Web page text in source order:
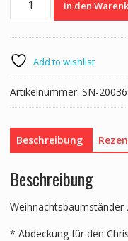
Weihnachtsbaumrock
In den
Add to wishlist
Artikelnummer: SN-20036
Beschreibung
Beschreibung
* Abdeckung für den